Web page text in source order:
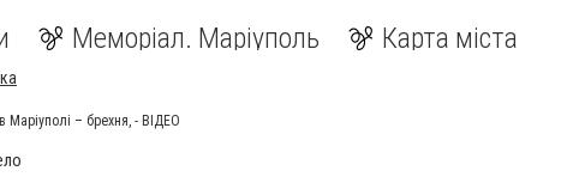
Меморіал. Маріуполь Карта міста
Маріуполі – брехня, - ВІДЕО